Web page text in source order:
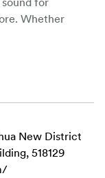
Whether
TRS to
also allows
3.5mm TRS
New District
518129